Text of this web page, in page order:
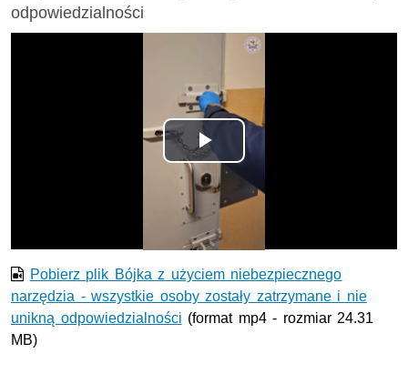
odpowiedzialności
Odtwórz
wideo
Pobierz plik Bójka z użyciem niebezpiecznego
narzędzia - wszystkie osoby zostały zatrzymane i nie
unikną odpowiedzialności (format mp4 - rozmiar 24.31
MB)